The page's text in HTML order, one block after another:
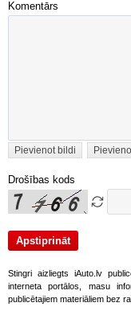
Komentārs
Pievienot bildi
Drošības kods
Stingri aizliegts iAuto.lv
interneta portālos, masu
publicētajiem materiāliem bez